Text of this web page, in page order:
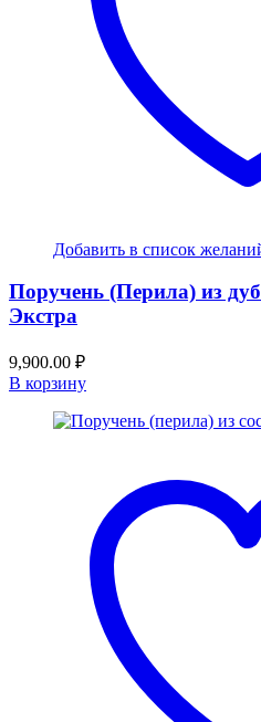
Добавить в список
Поручень (Перила) из
Экстра
9,900.00 ₽
В корзину